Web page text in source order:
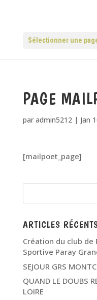
Sélectionner une
PAGE
par admin5212| Jan
[mailpoet_page]
ARTICLES
Création du club
Sportive Paray
SEJOUR GRS
QUAND LE DOUBS
LOIRE